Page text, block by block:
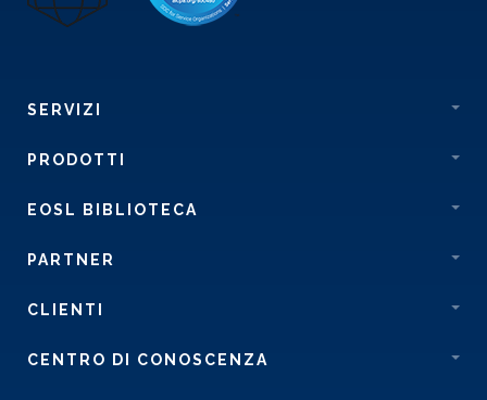
SERVIZI
PRODOTTI
EOSL BIBLIOTECA
PARTNER
CLIENTI
CENTRO DI CONOSCENZA